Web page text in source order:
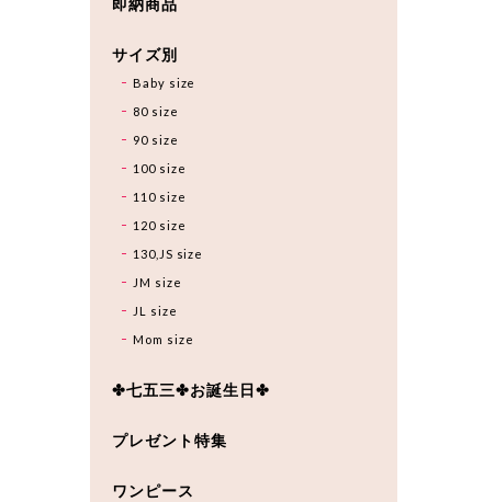
サイズ別
Baby size
80 size
90 size
100 size
110 size
120 size
130,JS size
JM size
JL size
Mom size
✤七五三✤お誕生日✤
プレゼント特集
ワンピース